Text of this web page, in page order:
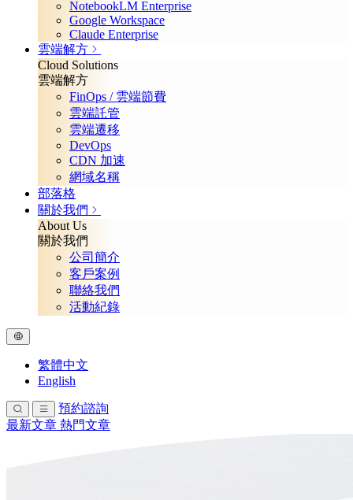
NotebookLM Enterprise
Google Workspace
Claude Enterprise
雲端解方
Cloud Solutions
雲端解方
FinOps / 雲端節費
雲端託管
雲端遷移
DevOps
CDN 加速
網域名稱
部落格
關於我們
About Us
關於我們
公司簡介
客戶案例
聯絡我們
活動紀錄
繁體中文
English
預約諮詢
最新文章 熱門文章